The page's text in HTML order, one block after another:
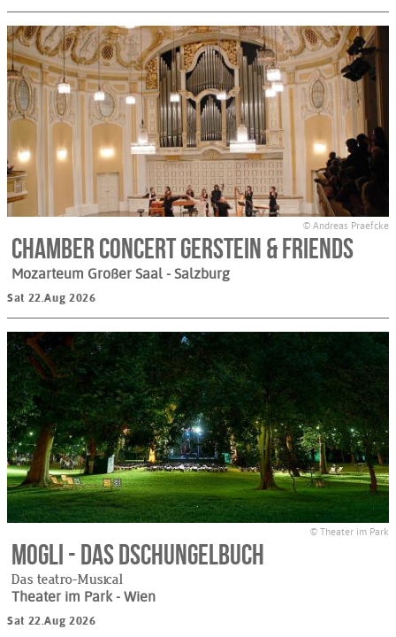
© Andreas Praefcke
Chamber Concert Gerstein & Friends
Mozarteum Großer Saal - Salzburg
Sat 22.Aug 2026
© Theater im Park
Mogli - Das Dschungelbuch
Das teatro-Musical
Theater im Park- Wien
Sat 22.Aug 2026